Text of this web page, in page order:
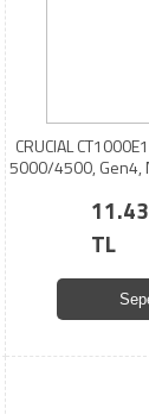
CRUCIAL
5000/4500, Gen4,
TL